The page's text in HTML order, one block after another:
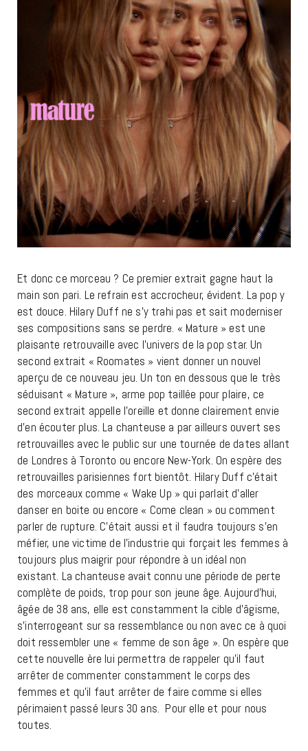
Et donc ce morceau ? Ce premier extrait gagne haut la
main son pari. Le refrain est accrocheur, évident. La pop y
est douce. Hilary Duff ne s’y trahi pas et sait moderniser
ses compositions sans se perdre. « Mature » est une
plaisante retrouvaille avec l’univers de la pop star. Un
second extrait « Roomates » vient donner un nouvel
aperçu de ce nouveau jeu. Un ton en dessous que le très
séduisant « Mature », arme pop taillée pour plaire, ce
second extrait appelle l’oreille et donne clairement envie
d’en écouter plus. La chanteuse a par ailleurs ouvert ses
retrouvailles avec le public sur une tournée de dates allant
de Londres à Toronto ou encore New-York. On espère des
retrouvailles parisiennes fort bientôt. Hilary Duff c’était
des morceaux comme « Wake Up » qui parlait d’aller
danser en boite ou encore « Come clean » ou comment
parler de rupture. C’était aussi et il faudra toujours s’en
méfier, une victime de l’industrie qui forçait les femmes à
toujours plus maigrir pour répondre à un idéal non
existant. La chanteuse avait connu une période de perte
complète de poids, trop pour son jeune âge. Aujourd’hui,
âgée de 38 ans, elle est constamment la cible d’âgisme,
s’interrogeant sur sa ressemblance ou non avec ce à quoi
doit ressembler une « femme de son âge ». On espère que
cette nouvelle ère lui permettra de rappeler qu’il faut
arrêter de commenter constamment le corps des
femmes et qu’il faut arrêter de faire comme si elles
périmaient passé leurs 30 ans. Pour elle et pour nous
toutes.